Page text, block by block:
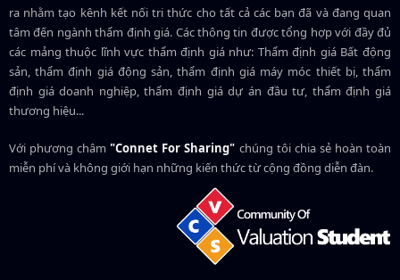
ra nhằm tạo kênh kết nối tri thức cho tất cả các bạn đã và đang quan
tâm đến ngành thẩm định giá. Các thông tin được tổng hợp với đầy đủ
các mảng thuộc lĩnh vực thẩm định giá như: Thẩm định giá Bất động
sản, thẩm định giá động sản, thẩm định giá máy móc thiết bị, thẩm
định giá doanh nghiệp, thẩm định giá dự án đầu tư, thẩm định giá
thương hiệu...
Với phương châm"Connet For Sharing" chúng tôi chia sẻ hoàn toàn
miễn phí và không giới hạn những kiến thức từ cộng đồng diễn đàn.